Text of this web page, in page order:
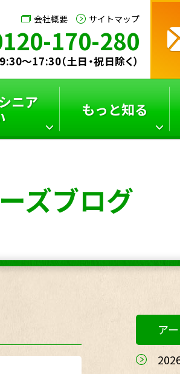
会社概要 サイトマップ
170-280
～17:30（土日・祝日除く）
ニア
ラム
もっと知る
シニアと
サービス付き高齢者向
け
住宅の選び方
ズブログ
ア